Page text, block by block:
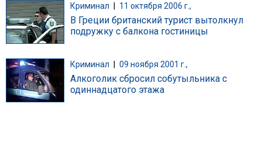
Криминал | 11 октября 2006 г.,
В Греции британский турист вытолкнул
подружку с балкона гостиницы
Криминал 09 ноября 2001 г.,
Алкоголик сбросил собутыльника с
одиннадцатого этажа